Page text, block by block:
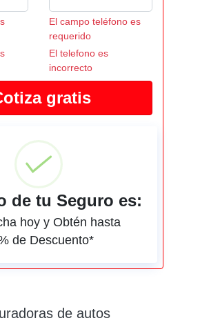
El campo teléfono es
requerido
El telefono es
incorrecto
de tu Seguro es:
hoy y Obtén hasta
de Descuento*
de autos